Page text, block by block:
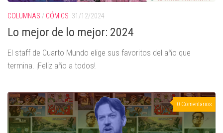
COLUMNAS / CÓMICS 31/12/2024
Lo mejor de lo mejor: 2024
El staff de Cuarto Mundo elige sus favoritos del año que
termina. ¡Feliz año a todos!
0 Comentarios